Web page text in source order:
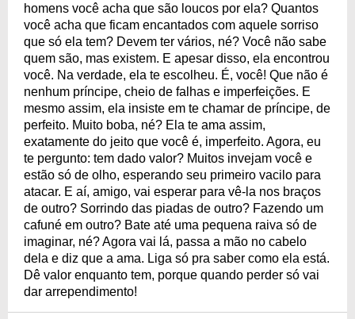
homens você acha que são loucos por ela? Quantos
você acha que ficam encantados com aquele sorriso
que só ela tem? Devem ter vários, né? Você não sabe
quem são, mas existem. E apesar disso, ela encontrou
você. Na verdade, ela te escolheu. É, você! Que não é
nenhum príncipe, cheio de falhas e imperfeições. E
mesmo assim, ela insiste em te chamar de príncipe, de
perfeito. Muito boba, né? Ela te ama assim,
exatamente do jeito que você é, imperfeito. Agora, eu
te pergunto: tem dado valor? Muitos invejam você e
estão só de olho, esperando seu primeiro vacilo para
atacar. E aí, amigo, vai esperar para vê-la nos braços
de outro? Sorrindo das piadas de outro? Fazendo um
cafuné em outro? Bate até uma pequena raiva só de
imaginar, né? Agora vai lá, passa a mão no cabelo
dela e diz que a ama. Liga só pra saber como ela está.
Dê valor enquanto tem, porque quando perder só vai
dar arrependimento!